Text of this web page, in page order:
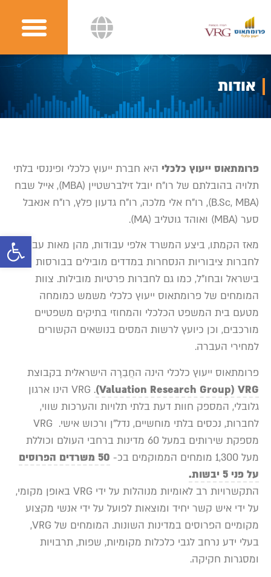
אודות
פרומתאוס ייעוץ כלכלי היא חברת ייעוץ כלכלי ופיננסי בלתי
תלויה בהובלתם של רו”ח יובל זילברשטיין (MBA), אייל שבח
(B.Sc, MBA), רו”ח אלי מלכה, רו”ח גדעון פלץ, רו”ח אנאבל
סער (MBA) ואוהד גוטליב (MA).
מאז הקמתו, ביצע המשרד אלפי עבודות, מהן מאות עבודות
לחברות ציבוריות הנסחרות במדדים מובילים בבורסות
בישראל ובחו”ל, כמו גם לחברות פרטיות מובילות. צוות
המומחים של פרומתאוס ייעוץ כלכלי משמש כמומחה
מטעם בית המשפט הכלכלי והמחוזי בתיקים משפטיים
מורכבים, וכן כיועץ לרשות המסים בנושאים הקשורים
למחירי העברה.
פרומתאוס ייעוץ כלכלי הינה החֲבֵרָה הישראלית בקבוצת
VRG .(Valuation Research Group) VRG
הינו ארגון
גלובלי, המספק חוות דעת בלתי תלויות והערכות שווי,
לחברות, נכסים בלתי מוחשיים, נדל”ן ורכוש אישי. VRG
מספקת שירותים במעל 60 מדינות ברחבי העולם וכוללת
מעל 1,300 מומחים הממוקמים בכ-
50 משרדים הפרוסים
על פני 5 יבשות.
התקשרויות רב לאומיות מנוהלות על ידי VRG באופן מקומי,
על ידי איש קשר יחיד ומוצאות לפועל על ידי אנשי מקצוע
מקומיים הפרוסים במדינות השונות. המומחים של VRG,
בעלי ידע נרחב לגבי כלכלות מקומיות, שפות, תרבויות
ומסגרות חקיקה.